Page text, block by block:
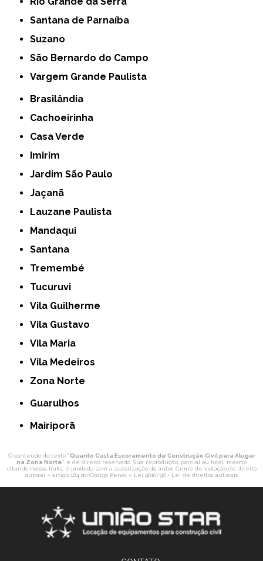
Santana de Parnaíba
Suzano
São Bernardo do Campo
Vargem Grande Paulista
Brasilândia
Cachoeirinha
Casa Verde
Imirim
Jardim São Paulo
Jaçanã
Lauzane Paulista
Mandaqui
Santana
Tremembé
Tucuruvi
Vila Guilherme
Vila Gustavo
Vila Maria
Vila Medeiros
Zona Norte
Guarulhos
Mairiporã
O conteúdo do texto "Quanto Custa Escoramento de Construção Civil para Alugar
na Zona Norte" é de direito reservado. Sua reprodução, parcial ou total, mesmo
citando nossos links, é proibida sem a autorização do autor. Crime de violação de direito
autoral – artigo 184 do Código Penal – Lei 9610/98 - Lei de direitos autorais.